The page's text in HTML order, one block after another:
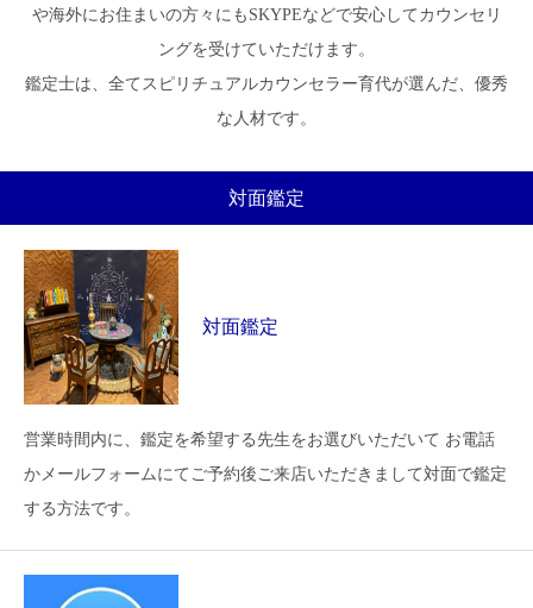
や海外にお住まいの方々にもSKYPEなどで安心してカウンセリ
ングを受けていただけます。
鑑定士は、全てスピリチュアルカウンセラー育代が選んだ、優秀
な人材です。
対面鑑定
対面鑑定
営業時間内に、鑑定を希望する先生をお選びいただいて お電話
かメールフォームにてご予約後ご来店いただきまして対面で鑑定
する方法です。